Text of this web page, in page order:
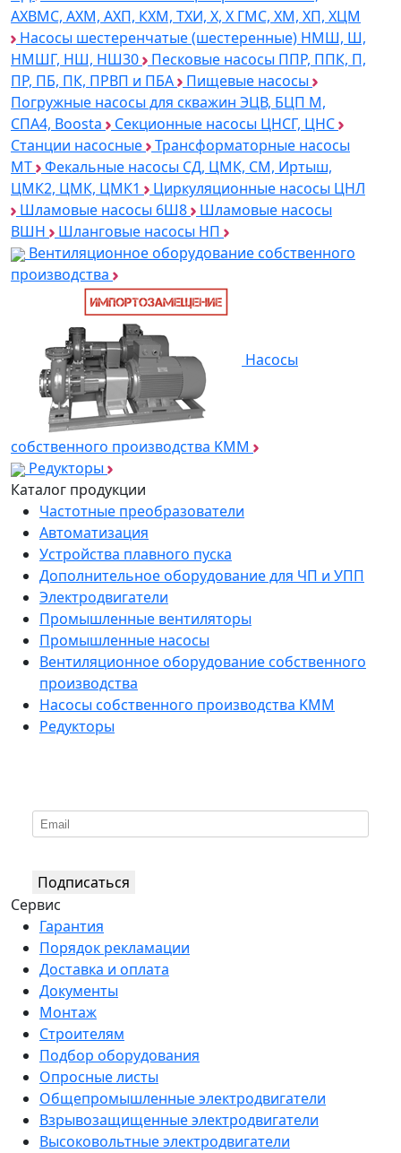
АХВМС, АХМ, АХП, КХМ, ТХИ, Х, Х ГМС, ХМ, ХП, ХЦМ
Насосы шестеренчатые (шестеренные) НМШ, Ш,
НМШГ, НШ, НШ30
Песковые насосы ППР, ППК, П,
ПР, ПБ, ПК, ПРВП и ПБА
Пищевые насосы
Погружные насосы для скважин ЭЦВ, БЦП М,
СПА4, Boosta
Секционные насосы ЦНСГ, ЦНС
Станции насосные
Трансформаторные насосы
МТ
Фекальные насосы СД, ЦМК, СМ, Иртыш,
ЦМК2, ЦМК, ЦМК1
Циркуляционные насосы ЦНЛ
Шламовые насосы 6Ш8
Шламовые насосы
ВШН
Шланговые насосы НП
Вентиляционное оборудование собственного
производства
Насосы
собственного производства KMM
Редукторы
Каталог продукции
Частотные преобразователи
Автоматизация
Устройства плавного пуска
Дополнительное оборудование для ЧП и УПП
Электродвигатели
Промышленные вентиляторы
Промышленные насосы
Вентиляционное оборудование собственного
производства
Насосы собственного производства KMM
Редукторы
Подписаться
Сервис
Гарантия
Порядок рекламации
Доставка и оплата
Документы
Монтаж
Строителям
Подбор оборудования
Опросные листы
Общепромышленные электродвигатели
Взрывозащищенные электродвигатели
Высоковольтные электродвигатели